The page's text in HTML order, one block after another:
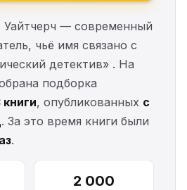
— современный
чьё имя связано с
детектив» . На
подборка
книги, опубликованных с
. За это время книги были
.
2 000